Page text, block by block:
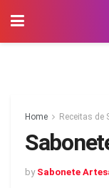
Home Receitas de
by Sabonete